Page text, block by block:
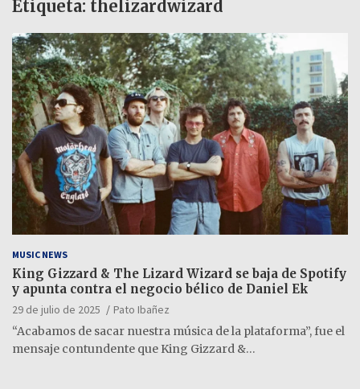
Etiqueta: thelizardwizard
MUSIC NEWS
King Gizzard & The Lizard Wizard se baja de Spotify
y apunta contra el negocio bélico de Daniel Ek
29 de julio de 2025
Pato Ibañez
“Acabamos de sacar nuestra música de la plataforma”, fue el
mensaje contundente que King Gizzard &…